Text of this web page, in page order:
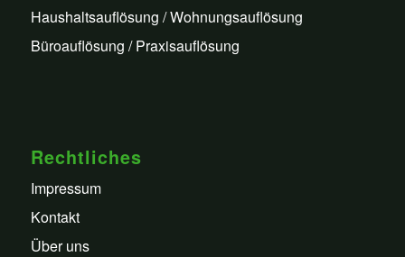
Haushaltsauflösung / Wohnungsauflösung
Büroauflösung / Praxisauflösung
Rechtliches
Impressum
Kontakt
Über uns